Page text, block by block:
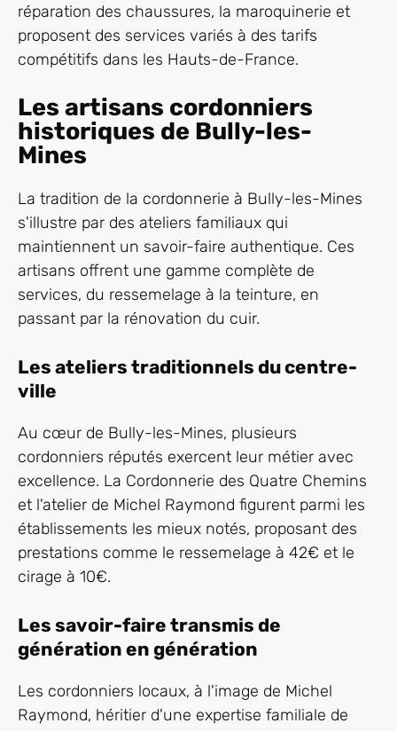
réparation des chaussures, la maroquinerie et
proposent des services variés à des tarifs
compétitifs dans les Hauts-de-France.
Les artisans cordonniers
historiques de Bully-les-
Mines
La tradition de la cordonnerie à Bully-les-Mines
s'illustre par des ateliers familiaux qui
maintiennent un savoir-faire authentique. Ces
artisans offrent une gamme complète de
services, du ressemelage à la teinture, en
passant par la rénovation du cuir.
Les ateliers traditionnels du centre-
ville
Au cœur de Bully-les-Mines, plusieurs
cordonniers réputés exercent leur métier avec
excellence. La Cordonnerie des Quatre Chemins
et l'atelier de Michel Raymond figurent parmi les
établissements les mieux notés, proposant des
prestations comme le ressemelage à 42€ et le
cirage à 10€.
Les savoir-faire transmis de
génération en génération
Les cordonniers locaux, à l'image de Michel
Raymond, héritier d'une expertise familiale de